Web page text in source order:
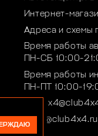
Интернет-
Адреса и схемы
Время работы
ПН-СБ 10:00-
Время работы
ПН-ПТ 10:00-
shop@club4x4.ru